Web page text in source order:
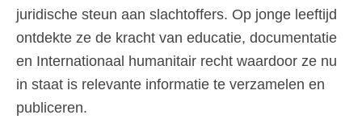
juridische steun aan slachtoffers. Op jonge leeftijd
ontdekte ze de kracht van educatie, documentatie
en Internationaal humanitair recht waardoor ze nu
in staat is relevante informatie te verzamelen en
publiceren.